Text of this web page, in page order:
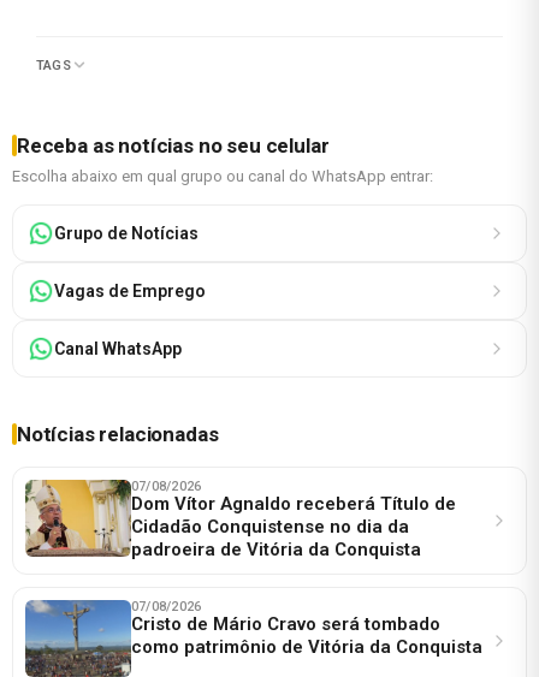
TAGS
Receba as notícias no seu celular
Escolha abaixo em qual grupo ou canal do WhatsApp entrar:
Grupo de Notícias
Vagas de Emprego
Canal WhatsApp
Notícias relacionadas
07/08/2026
Dom Vítor Agnaldo receberá Título de
Cidadão Conquistense no dia da
padroeira de Vitória da Conquista
07/08/2026
Cristo de Mário Cravo será tombado
como patrimônio de Vitória da Conquista